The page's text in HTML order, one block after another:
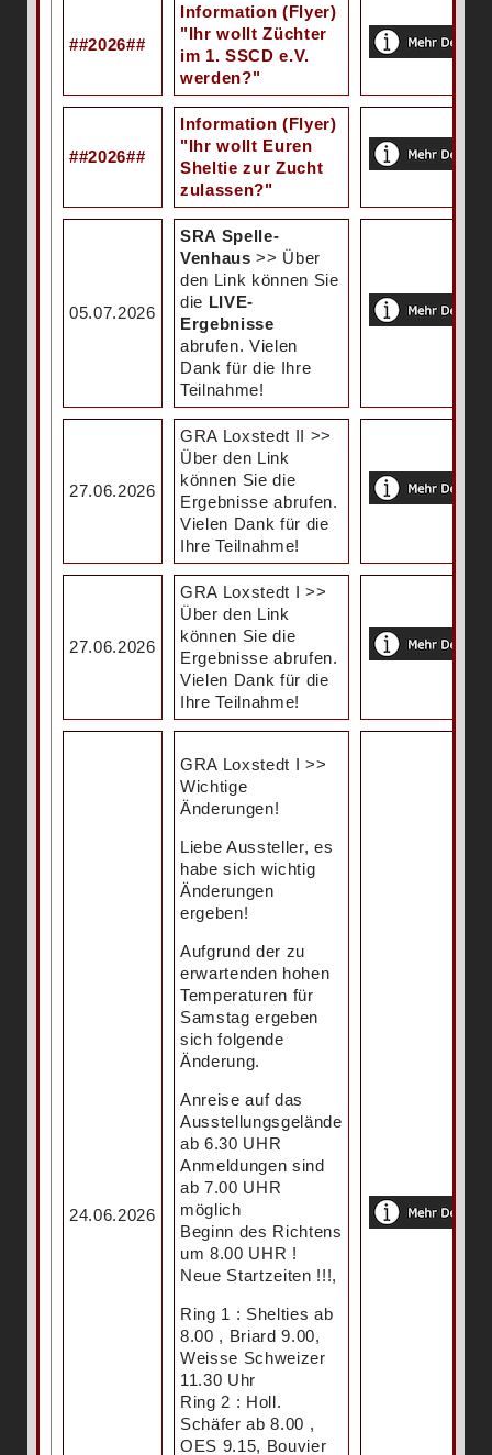
##2026##
Information (Flyer)
"Ihr wollt Züchter
im 1. SSCD e.V.
werden?"
##2026##
Information (Flyer)
"Ihr wollt Euren
Sheltie zur Zucht
zulassen?"
05.07.2026
SRA Spelle-
Venhaus >> Über
den Link können Sie
die LIVE-
Ergebnisse
abrufen. Vielen
Dank für die Ihre
Teilnahme!
27.06.2026
GRA Loxstedt II >>
Über den Link
können Sie die
Ergebnisse abrufen.
Vielen Dank für die
Ihre Teilnahme!
27.06.2026
GRA Loxstedt I >>
Über den Link
können Sie die
Ergebnisse abrufen.
Vielen Dank für die
Ihre Teilnahme!
24.06.2026
GRA Loxstedt I >>
Wichtige
Änderungen!
Liebe Aussteller, es
habe sich wichtig
Änderungen
ergeben!
Aufgrund der zu
erwartenden hohen
Temperaturen für
Samstag ergeben
sich folgende
Änderung.
Anreise auf das
Ausstellungsgelände
ab 6.30 UHR
Anmeldungen sind
ab 7.00 UHR
möglich
Beginn des Richtens
um 8.00 UHR !
Neue Startzeiten !!!,
Ring 1 : Shelties ab
8.00 , Briard 9.00,
Weisse Schweizer
11.30 Uhr
Ring 2 : Holl.
Schäfer ab 8.00 ,
OES 9.15, Bouvier